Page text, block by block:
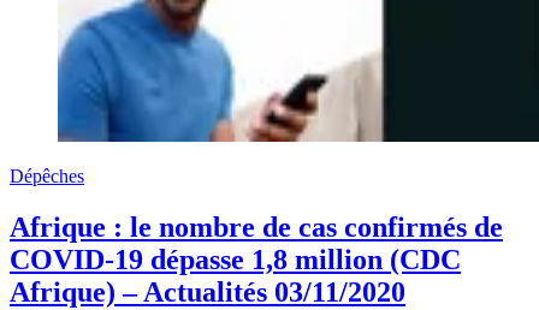
Dépêches
Afrique : le nombre de cas confirmés de
COVID-19 dépasse 1,8 million (CDC
Afrique) – Actualités 03/11/2020